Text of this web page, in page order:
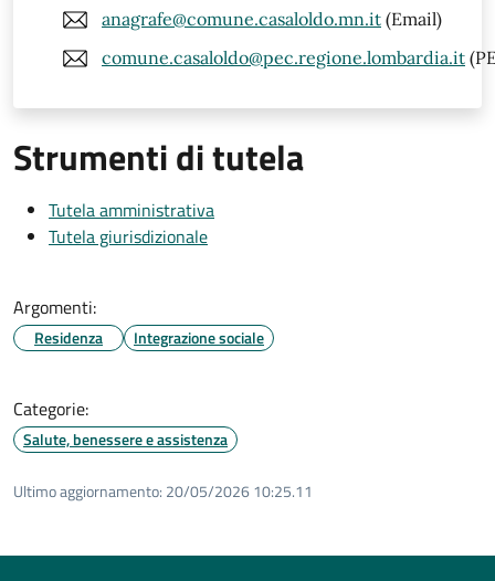
anagrafe@comune.casaloldo.mn.it (Email)
comune.casaloldo@pec.regione.lombardia.it
Strumenti di tutela
Tutela amministrativa
Tutela giurisdizionale
Argomenti:
Residenza Integrazione sociale
Categorie:
Salute, benessere e assistenza
Ultimo aggiornamento: 20/05/2026 10:25.11